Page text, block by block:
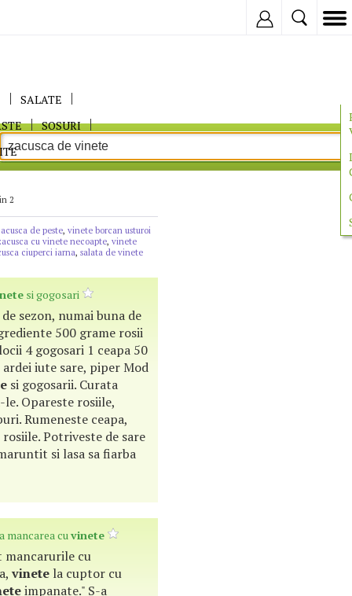
SALATE
SOSURI
2
de peste, vinete borcan usturoi
cu vinete necoapte, vinete
ciuperci iarna, salata de vinete
si gogosari
sezon, numai buna de
500 grame rosii
4 gogosari 1 ceapa 50
iute sare, piper Mod
si gogosarii. Curata
Opareste rosiile,
Rumeneste ceapa,
Potriveste de sare
si lasa sa fiarba
mancarea cuvinete
mancarurile cu
vinete la cuptor cu
impanate." S-a